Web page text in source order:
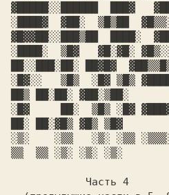
▓█████░░██████  ███▓
░████▓  ▓██░  ▒█▒██
▓█▓▓██░░███▒██  ████░
░████░  ▒█▓   ▓█░▓█░
██░░███░██░ ██▓█▓
░█▓░░   ▒█▒  ░█▓ ▒█▒
██▒ ██░██░ ▓██░▒██░
░█▓     ██░  ▒█▒ ░█▓
██░ ██░▓█▒ ▓█▒ ▒█▓
░▒░    ░▒▒   ░▒░ ░▒▒
▒▒  ▒▒ ░▒░ ░▒░ ░▒░